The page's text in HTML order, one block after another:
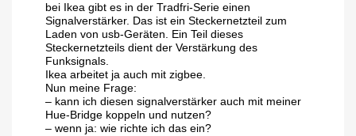
bei Ikea gibt es in der Tradfri-Serie einen
Signalverstärker. Das ist ein Steckernetzteil zum
Laden von usb-Geräten. Ein Teil dieses
Steckernetzteils dient der Verstärkung des
Funksignals.
Ikea arbeitet ja auch mit zigbee.
Nun meine Frage:
– kann ich diesen signalverstärker auch mit meiner
Hue-Bridge koppeln und nutzen?
– wenn ja: wie richte ich das ein?